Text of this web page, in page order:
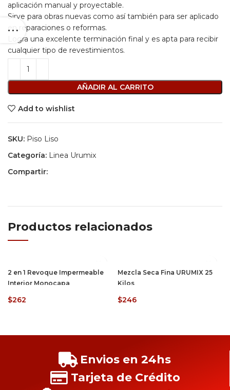
aplicación manual y proyectable.
Sirve para obras nuevas como así también para ser aplicado
en reparaciones o reformas.
Logra una excelente terminación final y es apta para recibir
cualquier tipo de revestimientos.
AÑADIR AL CARRITO
Add to wishlist
SKU: Piso Liso
Categoría: Linea Urumix
Compartir:
Productos relacionados
2 en 1 Revoque Impermeable
Interior Monocapa
$262
Mezcla Seca Fina URUMIX 25
Kilos
$246
Envios en 24hs
Tarjeta de Crédito